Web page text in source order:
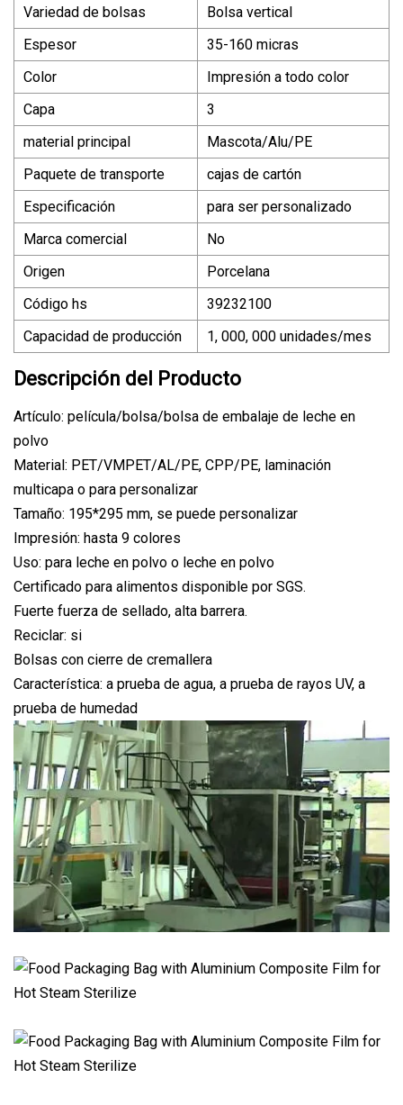
Variedad de bolsas
Bolsa vertical
Espesor
35-160 micras
Color
Impresión a todo color
Capa
3
material principal
Mascota/Alu/PE
Paquete de transporte
cajas de cartón
Especificación
para ser personalizado
Marca comercial
No
Origen
Porcelana
Código hs
39232100
Capacidad de producción
1, 000, 000 unidades/mes
Descripción del Producto
Artículo: película/bolsa/bolsa de embalaje de leche en
polvo
Material: PET/VMPET/AL/PE, CPP/PE, laminación
multicapa o para personalizar
Tamaño: 195*295 mm, se puede personalizar
Impresión: hasta 9 colores
Uso: para leche en polvo o leche en polvo
Certificado para alimentos disponible por SGS.
Fuerte fuerza de sellado, alta barrera.
Reciclar: si
Bolsas con cierre de cremallera
Característica: a prueba de agua, a prueba de rayos UV, a
prueba de humedad